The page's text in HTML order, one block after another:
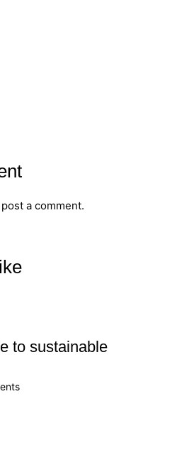
a comment.
to sustainable